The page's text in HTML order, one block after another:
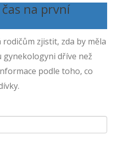
na první
zjistit, zda by měla
dříve než
podle toho, co